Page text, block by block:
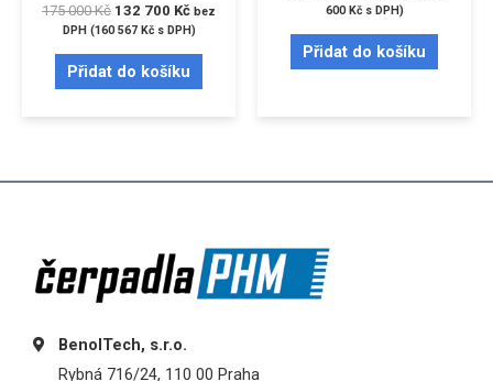
175 000Kč 132 700 Kč bez
DPH (160 567 Kčs DPH)
Přidat do košíku
600Kčs DPH)
Přidat do košíku
BenolTech, s.r.o.
Rybná 716/24, 110 00 Praha